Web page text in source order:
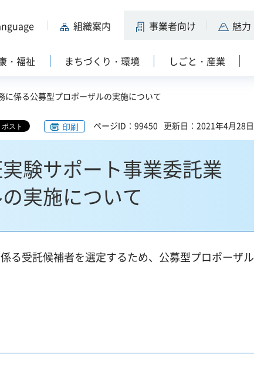
組織案内 事業者向け 魅力
・福祉 まちづくり・環境 しごと・産業
係る公募型プロポーザルの実施について
印刷 ページID：99450 更新日：2021年4月28日
験サポート事業委託業
実施について
る受託候補者を選定するため、公募型プロポーザル